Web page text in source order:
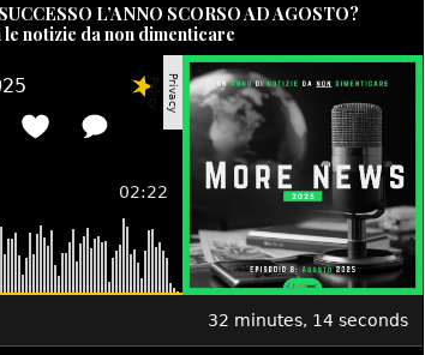
L’ANNO SCORSO AD AGOSTO?
notizie da non dimenticare